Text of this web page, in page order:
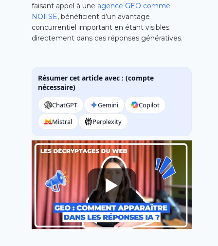
faisant appel à une agence GEO comme
NOIISE, bénéficient d’un avantage
concurrentiel important en étant visibles
directement dans ces réponses génératives.